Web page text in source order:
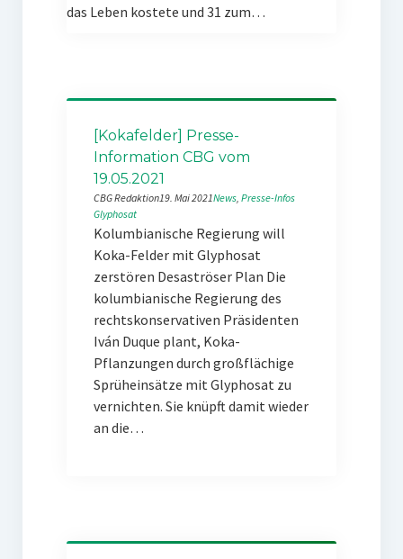
das Leben kostete und 31 zum…
[Kokafelder] Presse-
Information CBG vom
19.05.2021
CBG Redaktion19. Mai 2021News, Presse-Infos
Glyphosat
Kolumbianische Regierung will
Koka-Felder mit Glyphosat
zerstören Desaströser Plan Die
kolumbianische Regierung des
rechtskonservativen Präsidenten
Iván Duque plant, Koka-
Pflanzungen durch großflächige
Sprüheinsätze mit Glyphosat zu
vernichten. Sie knüpft damit wieder
an die…